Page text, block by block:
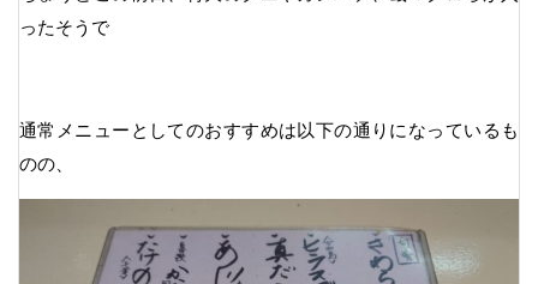
ったそうで
通常メニューとしてのおすすめは以下の通りになっているも
のの、